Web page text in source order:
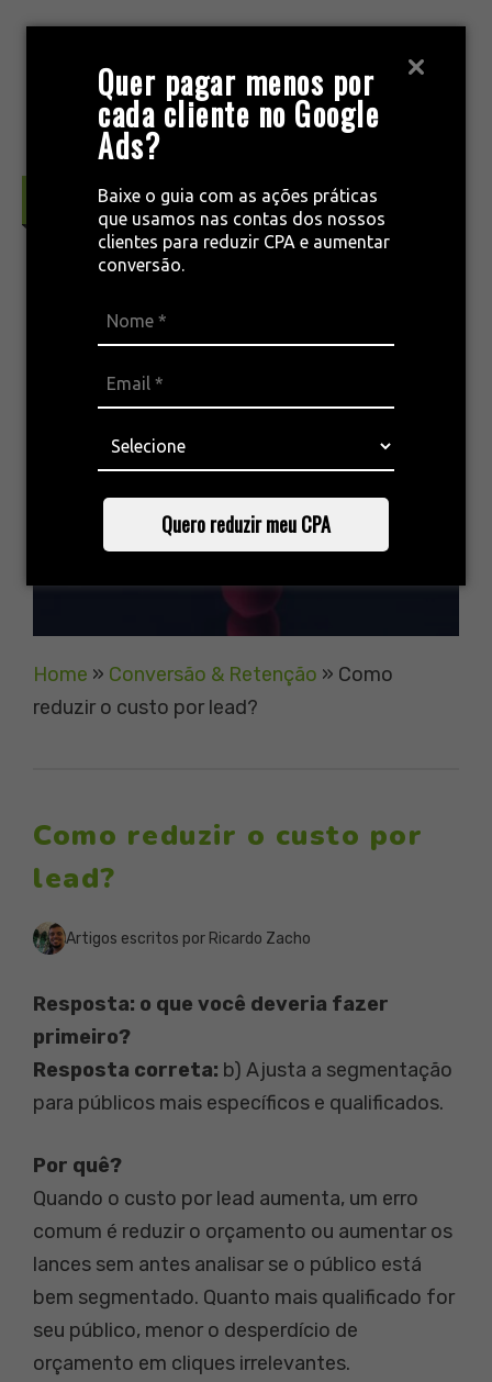
Quer pagar menos por
cada cliente no Google
Ads?
Baixe o guia com as ações práticas
que usamos nas contas dos nossos
clientes para reduzir CPA e aumentar
conversão.
Quero reduzir meu CPA
Conversão & Retenção
Home » Conversão & Retenção » Como
reduzir o custo por lead?
Como reduzir o custo por
lead?
Artigos escritos por Ricardo Zacho
Resposta: o que você deveria fazer
primeiro?
Resposta correta: b) Ajusta a segmentação
para públicos mais específicos e qualificados.
Por quê?
Quando o custo por lead aumenta, um erro
comum é reduzir o orçamento ou aumentar os
lances sem antes analisar se o público está
bem segmentado. Quanto mais qualificado for
seu público, menor o desperdício de
orçamento em cliques irrelevantes.